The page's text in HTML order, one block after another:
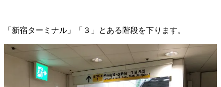
「新宿ターミナル」「３」とある階段を下ります。